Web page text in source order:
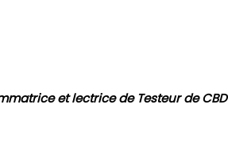
et lectrice de Testeur de CBD